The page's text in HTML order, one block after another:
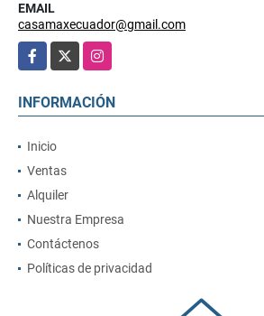
EMAIL
casamaxecuador@gmail.com
Facebook
Instagram
INFORMACIÓN
Inicio
Ventas
Alquiler
Nuestra Empresa
Contáctenos
Políticas de privacidad